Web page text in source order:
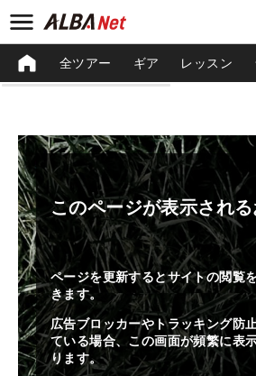
全ツアー ギア レッスン
このページが表示され
ページを更新するとサイトの閲覧
きます。
広告ブロッカーやトラッキング防
ている場合、この画面が頻繁に表
ります。